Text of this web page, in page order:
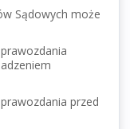
Sądowych może
przed